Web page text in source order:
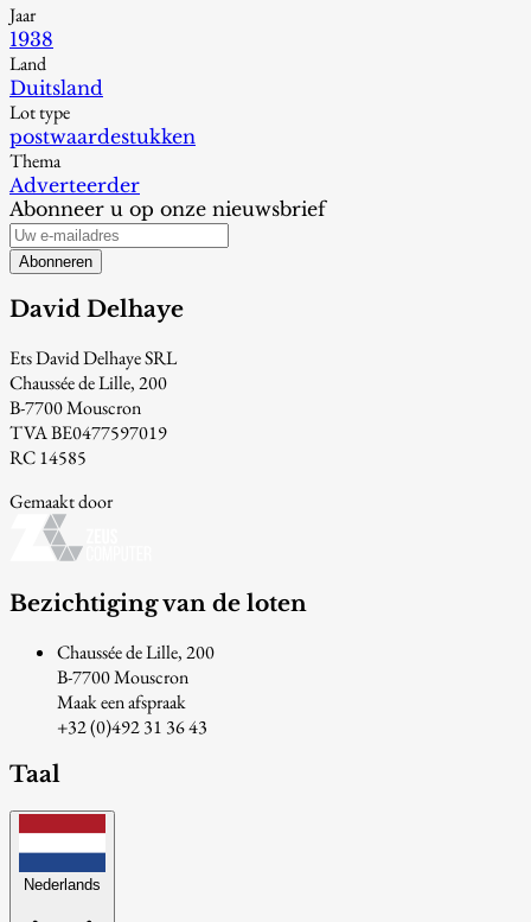
Jaar
1938
Land
Duitsland
Lot type
postwaardestukken
Thema
Adverteerder
Abonneer u op onze nieuwsbrief
Abonneren
David Delhaye
Ets David Delhaye SRL
Chaussée de Lille, 200
B-7700 Mouscron
TVA BE0477597019
RC 14585
Gemaakt door
Bezichtiging van de loten
Chaussée de Lille, 200
B-7700 Mouscron
Maak een afspraak
+32 (0)492 31 36 43
Taal
Nederlands